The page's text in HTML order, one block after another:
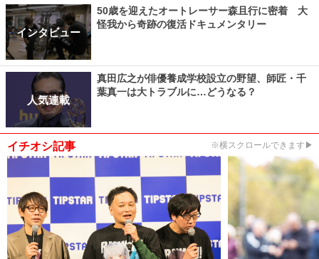
インタビュー
50歳を迎えたオートレーサー森且行に密着 大
怪我から奇跡の復活ドキュメンタリー
人気連載
真田広之が俳優養成学校設立の野望、師匠・千
葉真一は大トラブルに…どうなる？
イチオシ記事 ※横スクロールできます▶